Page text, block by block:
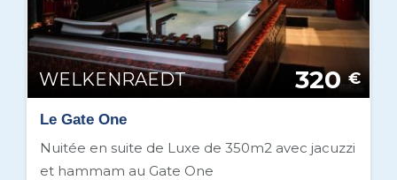
WELKENRAEDT 320 €
Le Gate One
Nuitée en suite de Luxe de 350m2 avec jacuzzi
et hammam au Gate One